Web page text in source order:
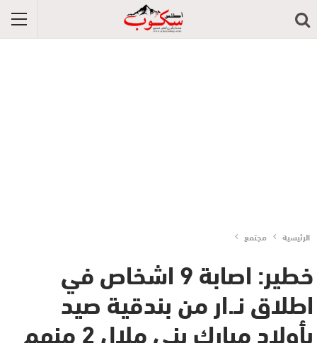
الرئيسية مجتمع
خطير: اصابة 9 اشخاص في
اطلاق نـ.ار من بندقية صيد
بأولاد مبارك بني ملال 2 منهم